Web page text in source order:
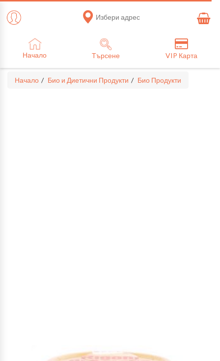
Избери адрес
Начало Търсене VIP Карта
Начало Био и Диетични Продукти Био Продукти